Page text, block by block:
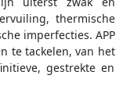
thermische
imperfecties. APP
te tackelen, van het
gestrekte en